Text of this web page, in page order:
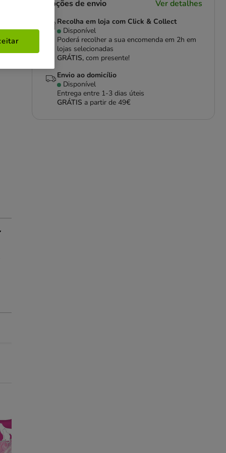
Opções de envio Ver detalhes
Recolha em loja com Click & Collect
Disponível
Poderá recolher a sua encomenda em 2h em
lojas selecionadas
GRÁTIS,com presente!
Envio ao domicílio
Disponível
Entrega entre 1-3 dias úteis
GRÁTIS a partir de 49€